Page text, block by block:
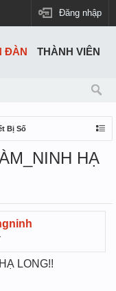
Đăng nhập
Bị Số
HẠ
LONG!!
ĐÀN THÀNH VIÊN